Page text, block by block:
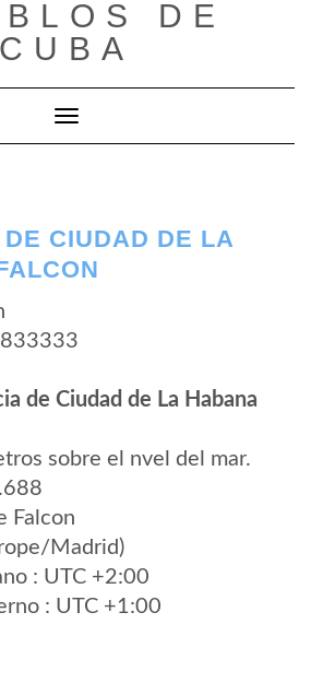
DE
CUBA
Cambiar modo de navegación
CIUDAD DE LA
de Ciudad de La Habana
sobre el nvel del mar.
Falcon
Madrid)
: UTC +2:00
: UTC +1:00